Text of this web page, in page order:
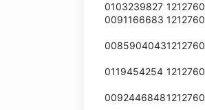
0103239827
0091166683
0085904043
0119454254
0092446848